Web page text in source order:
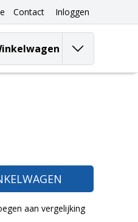
Contact Inloggen
aan vergelijking